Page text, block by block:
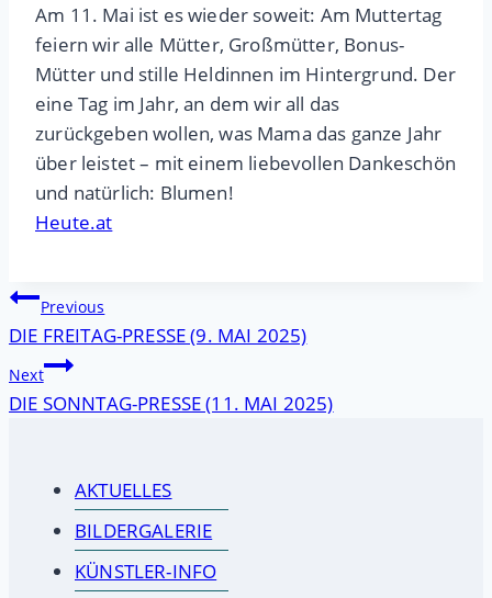
Am 11. Mai ist es wieder soweit: Am Muttertag
feiern wir alle Mütter, Großmütter, Bonus-
Mütter und stille Heldinnen im Hintergrund. Der
eine Tag im Jahr, an dem wir all das
zurückgeben wollen, was Mama das ganze Jahr
über leistet – mit einem liebevollen Dankeschön
und natürlich: Blumen!
Heute.at
Beitragsnavigation
Previous
DIE FREITAG-PRESSE (9. MAI 2025)
Next
DIE SONNTAG-PRESSE (11. MAI 2025)
AKTUELLES
BILDERGALERIE
KÜNSTLER-INFO